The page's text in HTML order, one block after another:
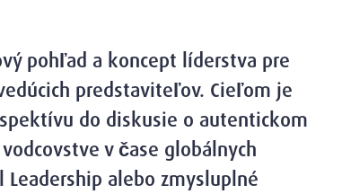
pohľad a koncept líderstva pre
predstaviteľov. Cieľom je
do diskusie o autentickom
v čase globálnych
Leadership alebo zmysluplné